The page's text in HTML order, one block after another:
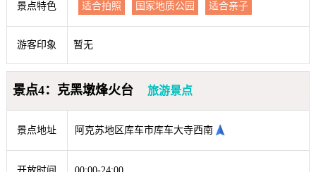
景点特色 适合拍照 国家地质公园 适合亲子
游客印象 暂无
景点4：克黑墩烽火台 旅游景点
景点地址 阿克苏地区库车市库车大寺西南